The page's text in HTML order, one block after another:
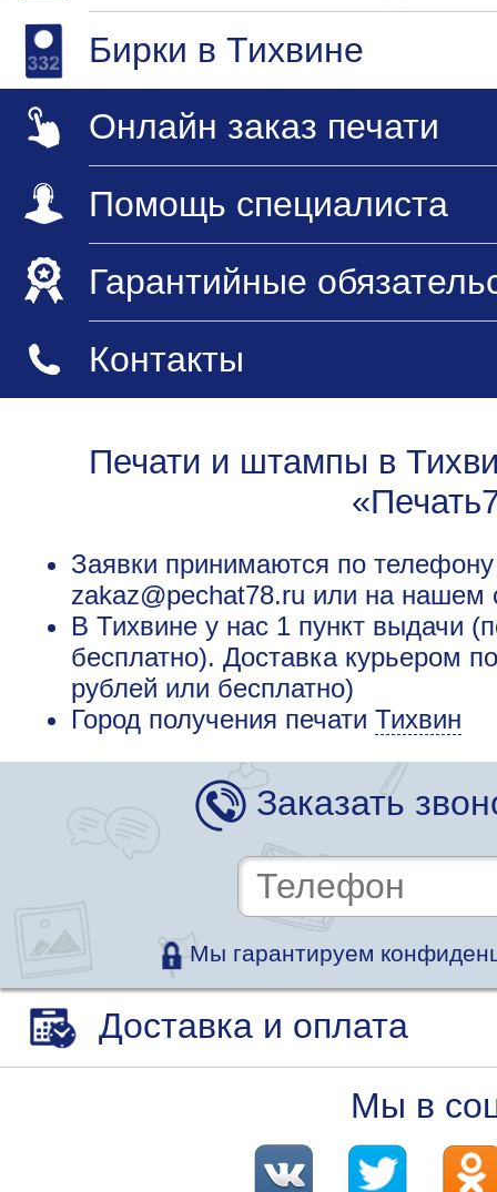
Бирки в Тихвине
Онлайн заказ печати
Помощь специалиста
Гарантийные
Контакты
Печати и штампы в
Заявки принимаются по
zakaz@pechat78.ru или на нашем
В Тихвине у нас 1 пункт выдачи
бесплатно). Доставка курьером
рублей или бесплатно)
Город получения печати Тихвин
Заказать
Мы гарантируем
Доставка и оплата
Мы в